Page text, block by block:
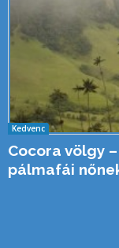
Kedvenc
Cocora völgy
pálmafái